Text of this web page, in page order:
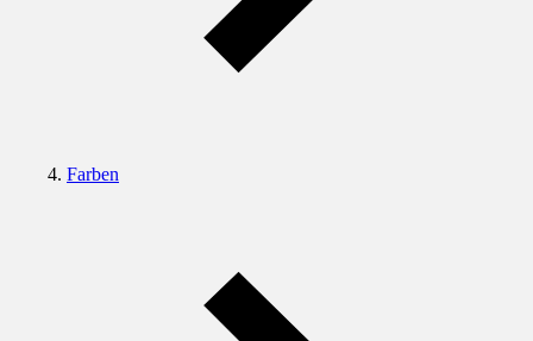
Farben